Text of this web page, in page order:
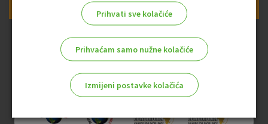
Prihvati sve kolačiće
Prihvaćam samo nužne kolačiće
Izmijeni postavke kolačića